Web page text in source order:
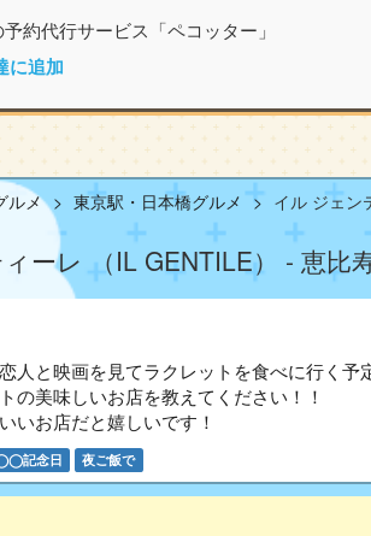
約代行サービス「ペコッター」
に追加
ルメ 東京駅・日本橋グルメ イル ジェン
ーレ （IL GENTILE） - 恵比
人と映画を見てラクレットを食べに行く予
の美味しいお店を教えてください！！
いお店だと嬉しいです！
記念日 夜ご飯で